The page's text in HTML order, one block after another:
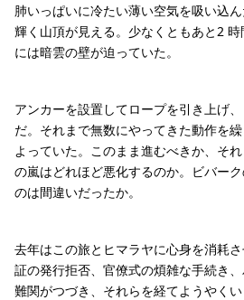
肺いっぱいに冷たい薄い空気を吸い込
輝く山頂が見える。少なくともあと2
には暗雲の壁が迫っていた。
アンカーを設置してロープを引き上げ
だ。それまで無数にやってきた動作を
よっていた。このまま進むべきか、そ
の嵐はどれほど悪化するのか。ビバー
のは間違いだったか。
去年はこの旅とヒマラヤに心身を消耗
証の発行拒否、官僚式の煩雑な手続き
難関がつづき、それらを経てようやく